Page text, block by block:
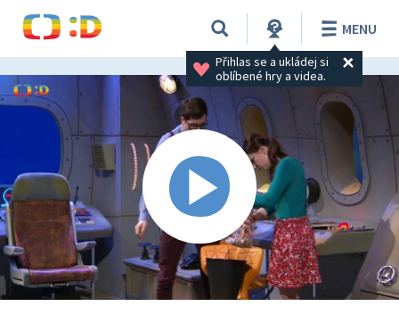
Přihlas se a ukládej si
oblíbené hry a videa.
MENU